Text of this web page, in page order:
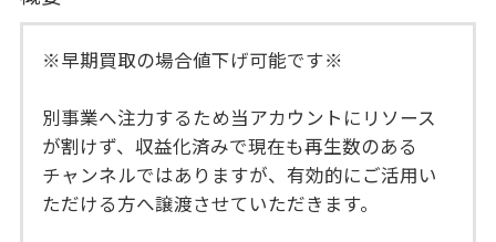
※早期買取の場合値下げ可能です※
別事業へ注力するため当アカウントにリソース
が割けず、収益化済みで現在も再生数のある
チャンネルではありますが、有効的にご活用い
ただける方へ譲渡させていただきます。